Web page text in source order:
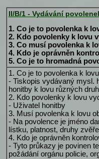
II/B/1 - Vydávání
1. Co je to povolenka k
2. Kdo povolenky k lovu
3. Co musí povolenka k
4. Kdo je oprávněn
5. Co je to hromadná
1. Co je to povolenka k
- Tiskopis vydávaný mysl.
honitby k lovu různých
2. Kdo povolenky k lovu
- Uživatel honitby
3. Musí povolenka k lovu
- Na povolence je jméno
lístku, platnost, druhy
4. Kdo je oprávněn
- Tyto průkazy je povinen
požádání orgánu policie,